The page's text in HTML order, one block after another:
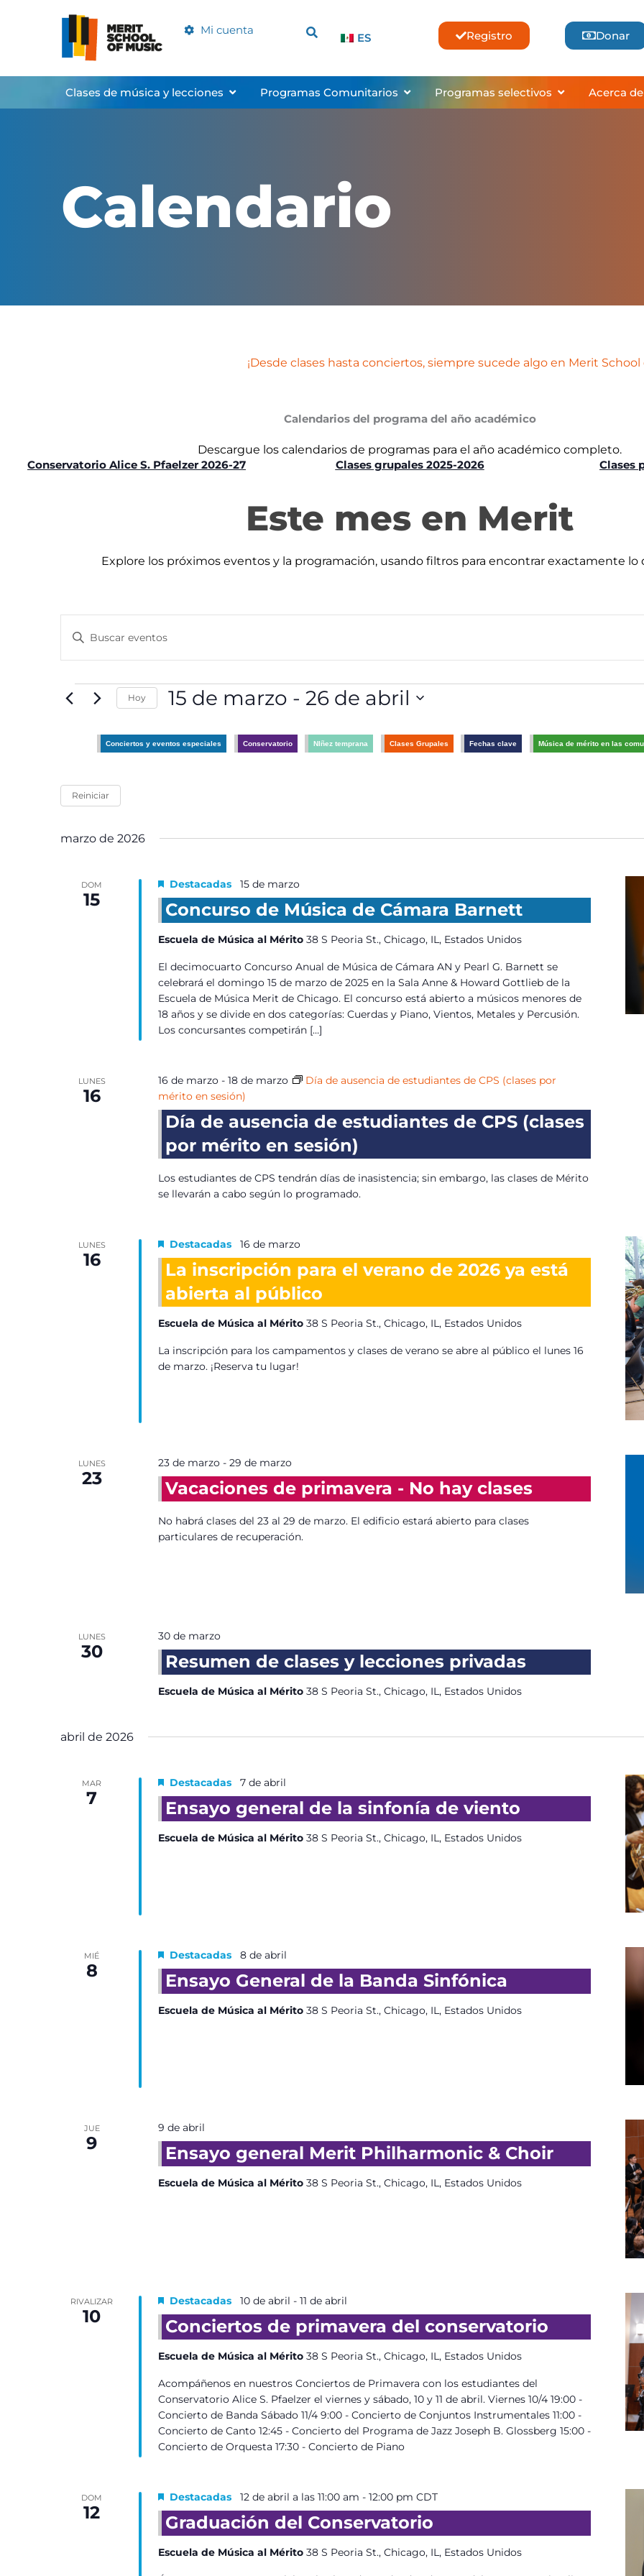
Mi cuenta
ES Registro Donar
Clases de música y lecciones Abrir Music Classes & Lessons
Programas Comunitarios Abrir Community Programs
Programas selectivos Abrir Selective
Acerca de
Calendario
¡Desde clases hasta conciertos, siempre sucede algo en Merit School
Calendarios del programa del año académico
Descargue los calendarios de programas para el año académico completo.
Conservatorio Alice S. Pfaelzer 2026-27
Clases grupales 2025-2026 Clases
Este mes en Merit
Explore los próximos eventos y la programación, usando filtros para encontrar exactamente lo
navegació
vistas
de
Introduce
clave.
Busca
clave.
Hoy 15 de marzo - 26 de abril
fecha.
Conciertos y eventos especiales Conservatorio NIñez temprana Clases Grupales Fechas clave Música de mérito en las
Reiniciar
marzo de 2026
DOM
15 Concurso de Música de Cámara Barnett
Destacadas 15 de marzo
Escuela de Música al Mérito 38 S Peoria St., Chicago, IL, Estados Unidos
El decimocuarto Concurso Anual de Música de Cámara AN y Pearl G. Barnett se
celebrará el domingo 15 de marzo de 2025 en la Sala Anne & Howard Gottlieb de la
Escuela de Música Merit de Chicago. El concurso está abierto a músicos menores de
18 años y se divide en dos categorías: Cuerdas y Piano, Vientos, Metales y Percusión.
Los concursantes competirán […]
LUNES
16
Día de ausencia de estudiantes de CPS (clases
por mérito en sesión)
16 de marzo- 18 de marzo
Día de ausencia de estudiantes de CPS (clases por
mérito en sesión)
Los estudiantes de CPS tendrán días de inasistencia; sin embargo, las clases de Mérito
se llevarán a cabo según lo programado.
LUNES
16
La inscripción para el verano de 2026 ya está
abierta al público
Destacadas 16 de marzo
Escuela de Música al Mérito 38 S Peoria St., Chicago, IL, Estados Unidos
La inscripción para los campamentos y clases de verano se abre al público el lunes 16
de marzo. ¡Reserva tu lugar!
LUNES
23 Vacaciones de primavera - No hay clases
23 de marzo- 29 de marzo
No habrá clases del 23 al 29 de marzo. El edificio estará abierto para clases
particulares de recuperación.
LUNES
30 Resumen de clases y lecciones privadas
30 de marzo
Escuela de Música al Mérito 38 S Peoria St., Chicago, IL, Estados Unidos
abril de 2026
MAR
7 Ensayo general de la sinfonía de viento
Destacadas 7 de abril
Escuela de Música al Mérito 38 S Peoria St., Chicago, IL, Estados Unidos
MIÉ
8 Ensayo General de la Banda Sinfónica
Destacadas 8 de abril
Escuela de Música al Mérito 38 S Peoria St., Chicago, IL, Estados Unidos
JUE
9 Ensayo general Merit Philharmonic & Choir
9 de abril
Escuela de Música al Mérito 38 S Peoria St., Chicago, IL, Estados Unidos
RIVALIZAR
10 Conciertos de primavera del conservatorio
Destacadas 10 de abril - 11 de abril
Escuela de Música al Mérito 38 S Peoria St., Chicago, IL, Estados Unidos
Acompáñenos en nuestros Conciertos de Primavera con los estudiantes del
Conservatorio Alice S. Pfaelzer el viernes y sábado, 10 y 11 de abril. Viernes 10/4 19:00 -
Concierto de Banda Sábado 11/4 9:00 - Concierto de Conjuntos Instrumentales 11:00 -
Concierto de Canto 12:45 - Concierto del Programa de Jazz Joseph B. Glossberg 15:00 -
Concierto de Orquesta 17:30 - Concierto de Piano
DOM
12 Graduación del Conservatorio
Destacadas 12 de abril a las 11:00 am - 12:00 pm CDT
Escuela de Música al Mérito 38 S Peoria St., Chicago, IL, Estados Unidos